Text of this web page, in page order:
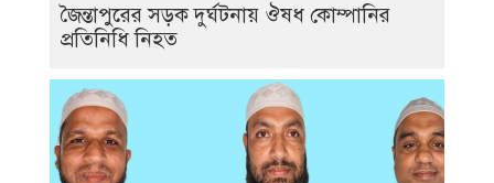
জৈন্তাপুরের সড়ক দুর্ঘটনায় ঔষধ কোম্পানির
প্রতিনিধি নিহত